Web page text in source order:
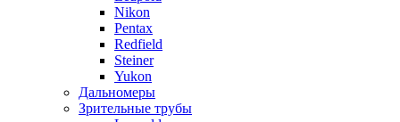
Nikon
Pentax
Redfield
Steiner
Yukon
Дальномеры
Зрительные трубы